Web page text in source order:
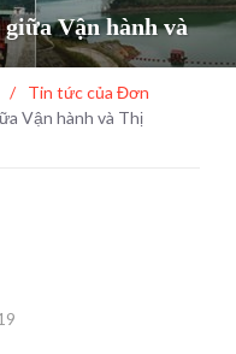
Vận hành và
/
Tin tức của Đơn
Vận hành và Thị